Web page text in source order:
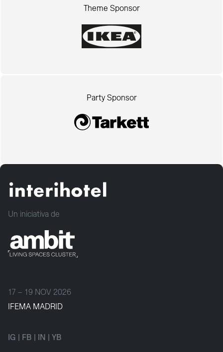
Theme Sponsor
Party Sponsor
Un iniciativa de
17 – 19 NOV 2026
IFEMA MADRID
IG FB IN YB